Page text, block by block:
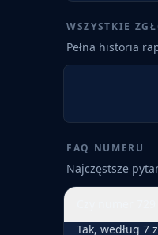
WSZYSTKIE
Pełna historia
FAQ NUMERU
Najczęstsze
Tak, według 7